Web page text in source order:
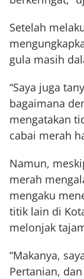
Setelah
gula masih
“Saya juga
bagaimana
mengatakan
cabai merah
Namun,
merah
mengaku
titik lain di
melonjak
“Makanya,
Pertanian,